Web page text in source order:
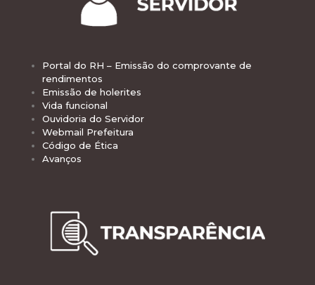
Portal do RH – Emissão do comprovante de
rendimentos
Emissão de holerites
Vida funcional
Ouvidoria do Servidor
Webmail Prefeitura
Código de Ética
Avanços